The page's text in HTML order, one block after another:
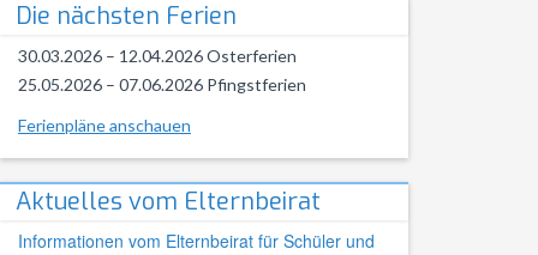
Die nächsten Ferien
30.03.2026 – 12.04.2026 Osterferien
25.05.2026 – 07.06.2026 Pfingstferien
Ferienpläne anschauen
Aktuelles vom Elternbeirat
Informationen vom Elternbeirat für Schüler und